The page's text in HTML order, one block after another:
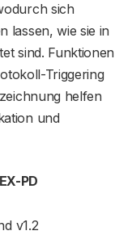
sich
lassen, wie sie in
sind. Funktionen
Triggering
helfen
und
PD
v1.2